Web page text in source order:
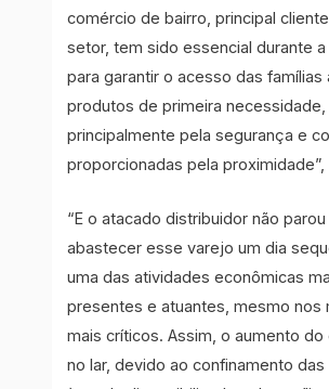
comércio de bairro, principal
setor, tem sido essencial durante a
para garantir o acesso das famílias
produtos de primeira necessidade,
principalmente pela segurança e
proporcionadas pela proximidade”,
“E o atacado distribuidor não
abastecer esse varejo um dia
uma das atividades econômicas
presentes e atuantes, mesmo nos
mais críticos. Assim, o aumento do
no lar, devido ao confinamento